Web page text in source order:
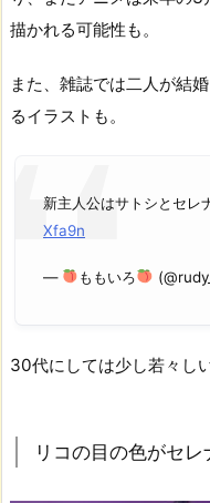
描かれる可能性も。
また、雑誌では二人が結
るイラストも。
新主人公はサトシとセレ
Xfa9n
— ももいろ
30代にしては少し若々し
リコの目の色がセ